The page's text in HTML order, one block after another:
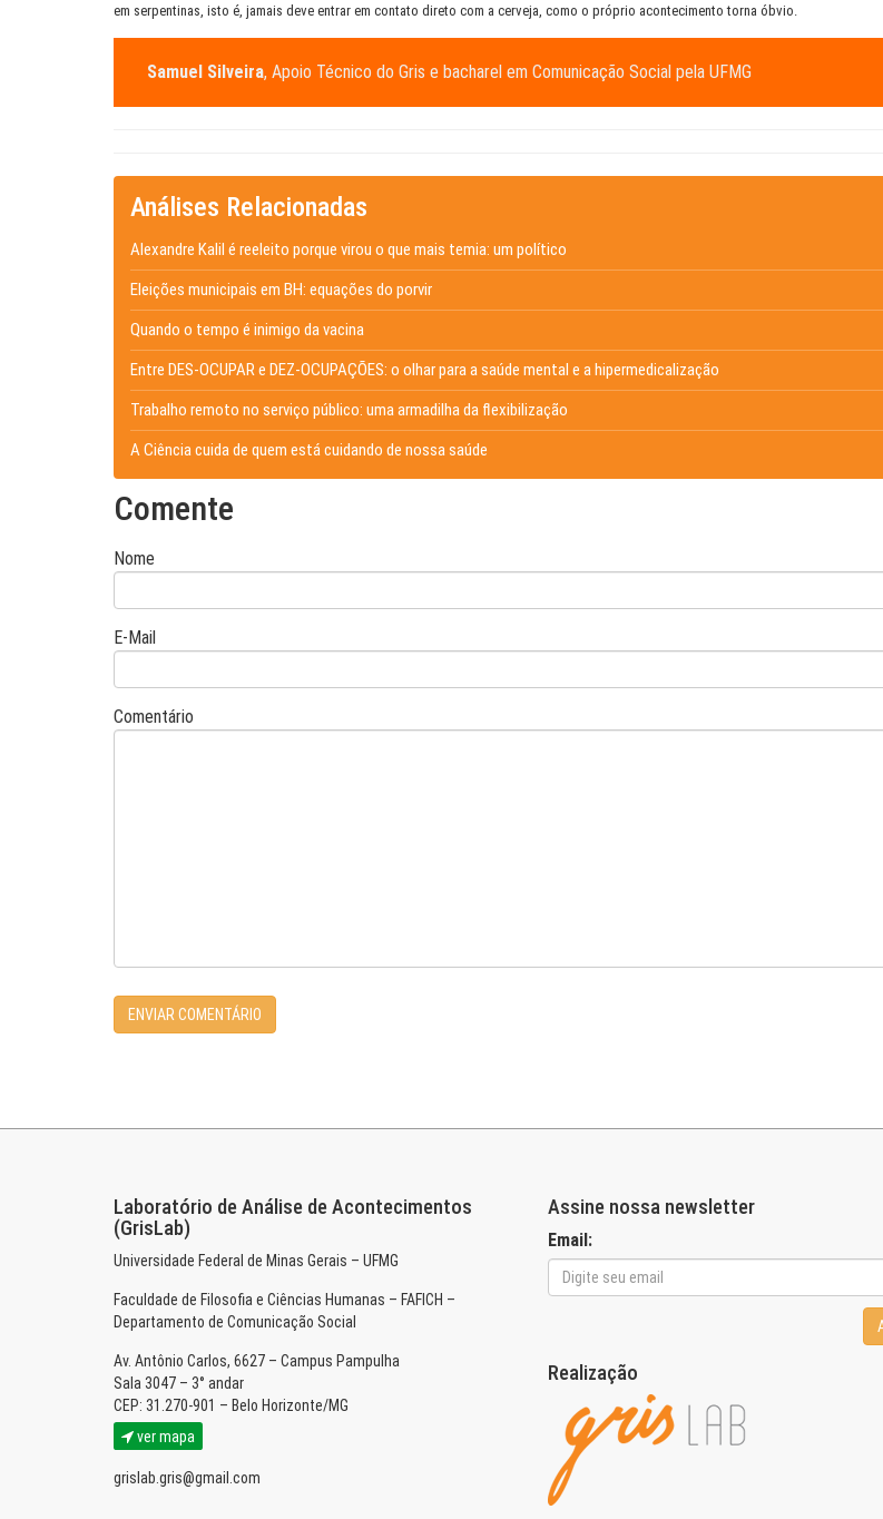
em serpentinas, isto é, jamais deve entrar em contato direto com a cerveja, como o próprio acontecimento torna óbvio.
Samuel Silveira, Apoio Técnico do Gris e bacharel em Comunicação Social pela UFMG
Análises Relacionadas
Alexandre Kalil é reeleito porque virou o que mais temia: um político
Eleições municipais em BH: equações do porvir
Quando o tempo é inimigo da vacina
Entre DES-OCUPAR e DEZ-OCUPAÇÕES: o olhar para a saúde mental e a hipermedicalização
Trabalho remoto no serviço público: uma armadilha da flexibilização
A Ciência cuida de quem está cuidando de nossa saúde
Comente
Nome
E-Mail
Comentário
Laboratório de Análise de Acontecimentos
(GrisLab)
Universidade Federal de Minas Gerais – UFMG
Faculdade de Filosofia e Ciências Humanas – FAFICH –
Departamento de Comunicação Social
Av. Antônio Carlos, 6627 – Campus Pampulha
Sala 3047 – 3° andar
CEP: 31.270-901 – Belo Horizonte/MG
ver mapa
grislab.gris@gmail.com
Assine nossa newsletter
Email:
Realização